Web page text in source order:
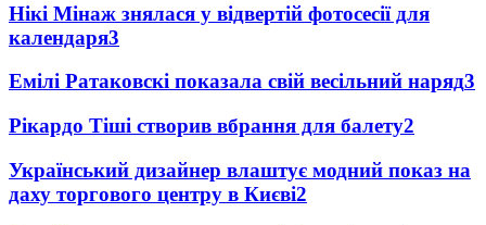
Нікі Мінаж знялася у відвертій фотосесії для
календаря3
Емілі Ратаковскі показала свій весільний наряд3
Рікардо Тіші створив вбрання для балету2
Український дизайнер влаштує модний показ на
даху торгового центру в Києві2